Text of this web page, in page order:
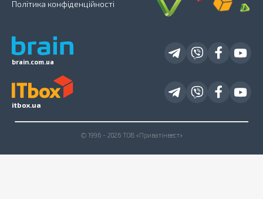
brain.com.ua
Політика конфіденційності
itbox.ua
© 1996 - 2026 ТОВ «Приватінвест»